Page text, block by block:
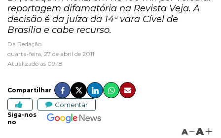
reportagem difamatória na Revista Veja. A
decisão é da juíza da 14ª vara Cível de
Brasília e cabe recurso.
Da Redação
quarta-feira, 27 de abril de 2011
Atualizado às 09:18
Compartilhar
Comentar
Siga-nos
no
A A